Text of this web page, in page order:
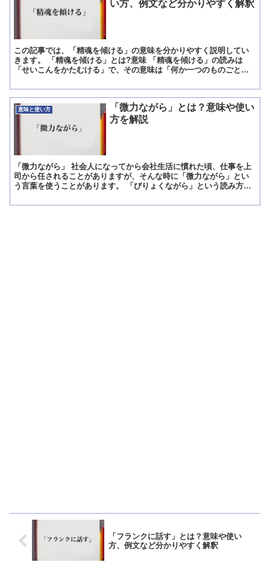
い方、例文など分かりやすく解釈
この記事では、「精魂を傾ける」の意味を分かりやすく説明してい
きます。 「精魂を傾ける」とは?意味 「精魂を傾ける」の読みは
「せいこんをかたむける」で、その意味は「何か一つのものごとに
意味と使い方
「微力ながら」とは？意味や使い
方を解説
「微力ながら」 社会人になってから会社生活に慣れた頃、仕事を上
司から任されることがありますが、そんな時に「微力ながら」とい
う言葉を使うことがあります。 「びりょくながら」という読み方は
「フランクに話す」とは？意味や使い
方、例文など分かりやすく解釈